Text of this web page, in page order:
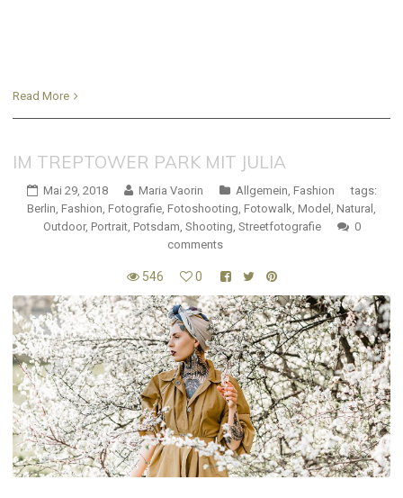
Read More
IM TREPTOWER PARK MIT JULIA
Mai 29, 2018 Maria Vaorin Allgemein, Fashion
tags:
Berlin, Fashion, Fotografie, Fotoshooting, Fotowalk, Model , Natural ,
Outdoor, Portrait, Potsdam, Shooting, Streetfotografie
0
comments
546 0